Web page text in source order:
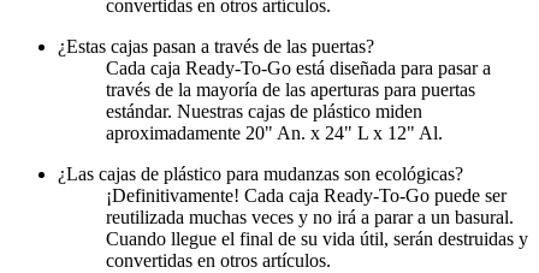
convertidas en otros artículos.
¿Estas cajas pasan a través de las puertas?
Cada caja Ready-To-Go está diseñada para pasar a
través de la mayoría de las aperturas para puertas
estándar. Nuestras cajas de plástico miden
aproximadamente 20" An. x 24" L x 12" Al.
¿Las cajas de plástico para mudanzas son ecológicas?
¡Definitivamente! Cada caja Ready-To-Go puede ser
reutilizada muchas veces y no irá a parar a un basural.
Cuando llegue el final de su vida útil, serán destruidas y
convertidas en otros artículos.